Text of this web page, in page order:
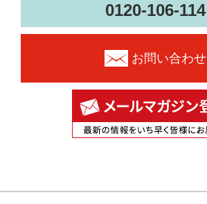
0120-106-114
お問い合わせ